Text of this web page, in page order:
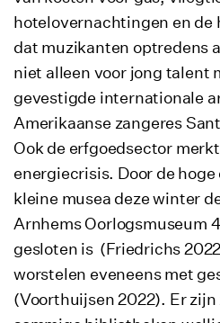
hotelovernachtingen en de
dat muzikanten optredens
niet alleen voor jong talent
gevestigde internationale
Amerikaanse zangeres
Ook de erfgoedsector
energiecrisis. Door de
kleine musea deze winter
Arnhems Oorlogsmuseum
gesloten is (Friedrichs
worstelen eveneens met
(Voorthuijsen 2022). Er